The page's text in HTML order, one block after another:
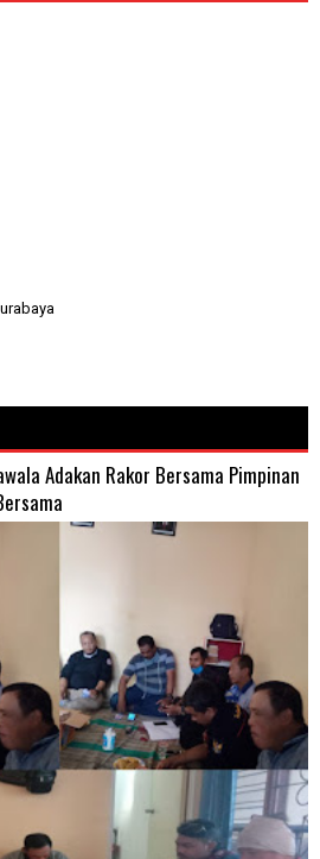
Adakan Rakor Bersama Pimpinan